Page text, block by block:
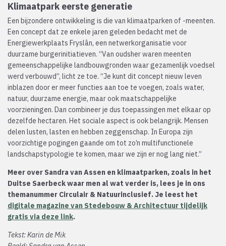
Klimaatpark eerste generatie
Een bijzondere ontwikkeling is die van klimaatparken of -meenten.
Een concept dat ze enkele jaren geleden bedacht met de
Energiewerkplaats Fryslân, een netwerkorganisatie voor
duurzame burgerinitiatieven. “Van oudsher waren meenten
gemeenschappelijke landbouwgronden waar gezamenlijk voedsel
werd verbouwd”, licht ze toe. “Je kunt dit concept nieuw leven
inblazen door er meer functies aan toe te voegen, zoals water,
natuur, duurzame energie, maar ook maatschappelijke
voorzieningen. Dan combineer je dus toepassingen met elkaar op
dezelfde hectaren. Het sociale aspect is ook belangrijk. Mensen
delen lusten, lasten en hebben zeggenschap. In Europa zijn
voorzichtige pogingen gaande om tot zo’n multifunctionele
landschapstypologie te komen, maar we zijn er nog lang niet.”
Meer over Sandra van Assen en klimaatparken, zoals in het
Duitse Saerbeck waar men al wat verder is, lees je in ons
themanummer Circulair & Natuurinclusief. Je leest het
digitale magazine van Stedebouw & Architectuur tijdelijk
gratis via deze link.
Tekst: Karin de Mik